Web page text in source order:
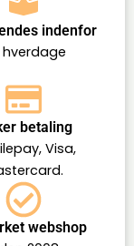
indenfor
hverdage
betaling
Visa,
webshop